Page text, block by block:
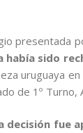
presentada
había sido
uruguaya
de 1º Turno,
decisión fue